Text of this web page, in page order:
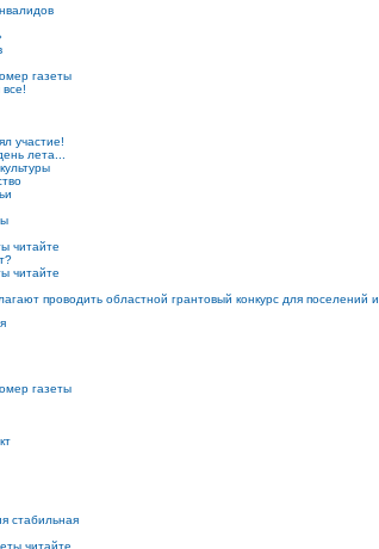
газеты
участие!
лета...
читайте
читайте
проводить областной грантовый конкурс для поселений и
газеты
стабильная
читайте